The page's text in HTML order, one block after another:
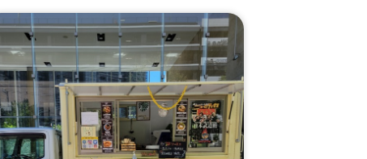
オライス、【大盛】ガパオライス、【学割】
ガパオライス、【学割】【大盛】ガパオライ
ス、ルーローハン、【大盛】ルーローハン、
【学割】ルーローハン、【学割】【大盛】ル
ーローハン、ハーフ＆ハーフ、【大盛】ハー
フ＆ハーフ、【学割】ハーフ＆ハーフ、【学
割】【大盛】ハーフ&ハーフ、タコス、ビー
ル、ジャークチキン、フライドポテト、唐揚
げ(6個入り)、焼きそば、フランクフルト